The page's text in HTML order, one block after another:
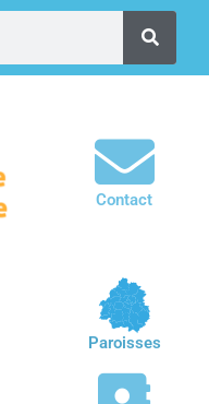
Contact
Paroisses